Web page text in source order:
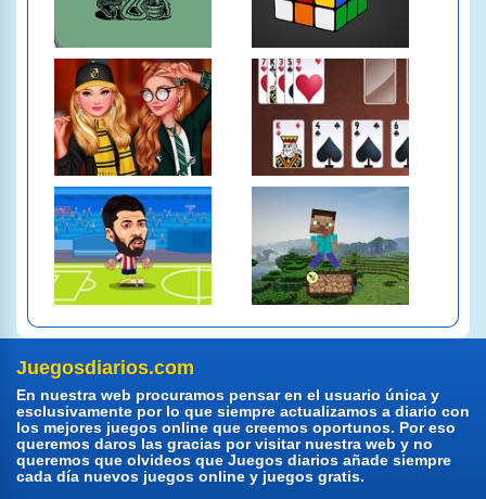
Juegosdiarios.com
En nuestra web procuramos pensar en el usuario única y
esclusivamente por lo que siempre actualizamos a diario con
los mejores juegos online que creemos oportunos. Por eso
queremos daros las gracias por visitar nuestra web y no
queremos que olvideos que Juegos diarios añade siempre
cada día nuevos juegos online y juegos gratis.